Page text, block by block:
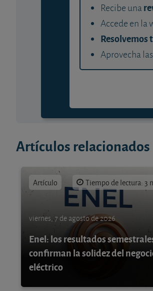
Recibe una
Accede en la
Resolvemos
Aprovecha las
Artículos relacionados
Artículo Tiempo de lectura: 3
viernes, 7 de agosto de 2026
Enel: los resultados
confirman la solidez del
eléctrico